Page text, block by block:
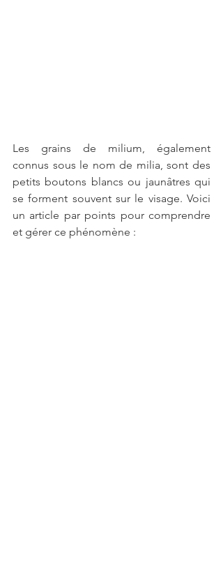
Les grains de milium, également
connus sous le nom de milia, sont des
petits boutons blancs ou jaunâtres qui
se forment souvent sur le visage. Voici
un article par points pour comprendre
et gérer ce phénomène :